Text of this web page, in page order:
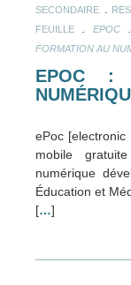
SECONDAIRE
FEUILLE .EPOC
FORMATION AU
EPOC :
ePoc
mobile
numérique
Éducation et
[…]